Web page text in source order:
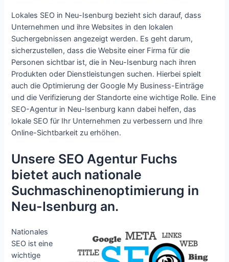
Lokales SEO in Neu-Isenburg bezieht sich darauf, dass
Unternehmen und ihre Websites in den lokalen
Suchergebnissen angezeigt werden. Es geht darum,
sicherzustellen, dass die Website einer Firma für die
Personen sichtbar ist, die in Neu-Isenburg nach ihren
Produkten oder Dienstleistungen suchen. Hierbei spielt
auch die Optimierung der Google My Business-Einträge
und die Verifizierung der Standorte eine wichtige Rolle. Eine
SEO-Agentur in Neu-Isenburg kann dabei helfen, das
lokale SEO für Ihr Unternehmen zu verbessern und Ihre
Online-Sichtbarkeit zu erhöhen.
Unsere SEO Agentur Fuchs
bietet auch nationale
Suchmaschinenoptimierung in
Neu-Isenburg an.
Nationales
SEO ist eine
wichtige